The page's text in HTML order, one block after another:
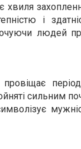
і
людей
період
сильним